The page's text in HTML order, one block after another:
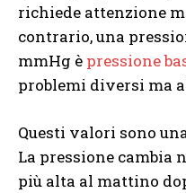
richiede attenzione
contrario, una
mmHg è pressione
problemi diversi ma
Questi valori sono
La pressione cambia
più alta al mattino